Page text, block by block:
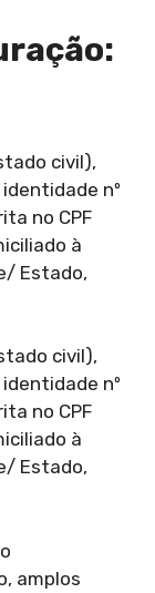
civil),
nº
no CPF
à
Estado,
civil),
nº
no CPF
à
Estado,
amplos